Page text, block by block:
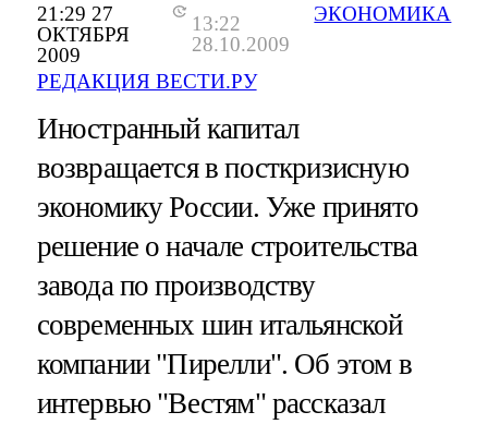
21:29 27
ОКТЯБРЯ
2009
13:22
28.10.2009
РЕДАКЦИЯ ВЕСТИ.РУ
ЭКОНОМИКА
Иностранный капитал
возвращается в посткризисную
экономику России. Уже принято
решение о начале строительства
завода по производству
современных шин итальянской
компании "Пирелли". Об этом в
интервью "Вестям" рассказал